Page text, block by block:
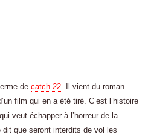
de catch 22. Il vient du roman
film qui en a été tiré. C’est l’histoire
veut échapper à l’horreur de la
dit que seront interdits de vol les